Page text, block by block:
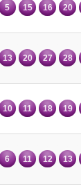
5 15 16 20
13 20 27 28
10 11 18 19
6 11 12 13